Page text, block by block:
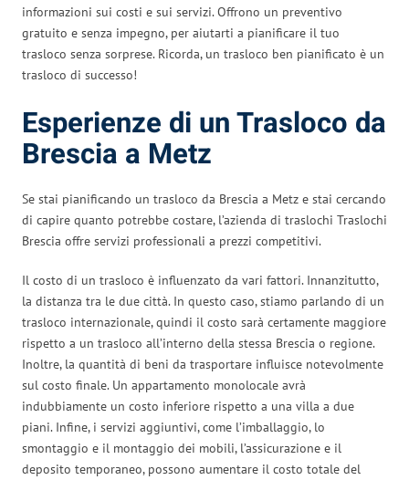
informazioni sui costi e sui servizi. Offrono un preventivo
gratuito e senza impegno, per aiutarti a pianificare il tuo
trasloco senza sorprese. Ricorda, un trasloco ben pianificato è un
trasloco di successo!
Esperienze di un Trasloco da
Brescia a Metz
Se stai pianificando un trasloco da Brescia a Metz e stai cercando
di capire quanto potrebbe costare, l’azienda di traslochi Traslochi
Brescia offre servizi professionali a prezzi competitivi.
Il costo di un trasloco è influenzato da vari fattori. Innanzitutto,
la distanza tra le due città. In questo caso, stiamo parlando di un
trasloco internazionale, quindi il costo sarà certamente maggiore
rispetto a un trasloco all’interno della stessa Brescia o regione.
Inoltre, la quantità di beni da trasportare influisce notevolmente
sul costo finale. Un appartamento monolocale avrà
indubbiamente un costo inferiore rispetto a una villa a due
piani. Infine, i servizi aggiuntivi, come l’imballaggio, lo
smontaggio e il montaggio dei mobili, l’assicurazione e il
deposito temporaneo, possono aumentare il costo totale del